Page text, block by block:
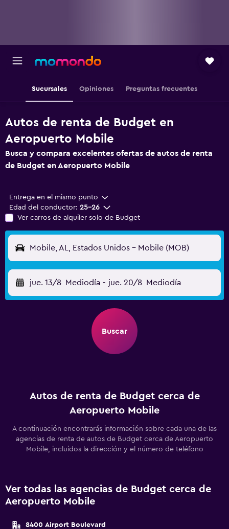
Sucursales Opiniones Preguntas frecuentes
Autos de renta de Budget en
Aeropuerto Mobile
Busca y compara excelentes ofertas de autos de renta
de Budget en Aeropuerto Mobile
Entrega en el mismo punto
Edad del conductor: 25-26
Ver carros de alquiler solo de Budget
Mobile, AL, Estados Unidos - Mobile (MOB)
jue. 13/8 Mediodía - jue. 20/8 Mediodía
Buscar
Autos de renta de Budget cerca de
Aeropuerto Mobile
A continuación encontrarás información sobre cada una de las
agencias de renta de autos de Budget cerca de Aeropuerto
Mobile, incluidos la dirección y el número de teléfono
Ver todas las agencias de Budget cerca de
Aeropuerto Mobile
8400 Airport Boulevard